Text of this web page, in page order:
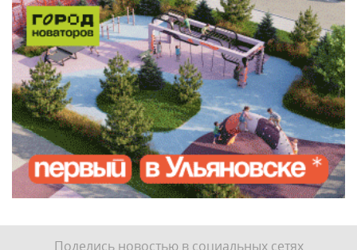
Поделись новостью в социальных сетях